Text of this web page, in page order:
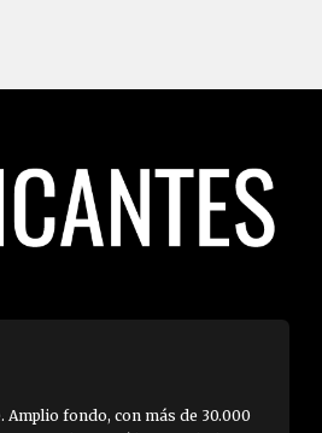
Amplio fondo, con más de 30.000